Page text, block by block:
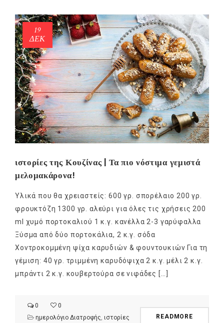
19
ΔΕΚ
ιστορίες της Κουζίνας | Τα πιο νόστιμα γεμιστά
μελομακάρονα!
Υλικά που θα χρειαστείς: 600 γρ. σπορέλαιο 200 γρ.
φρουκτόζη 1300 γρ. αλεύρι για όλες τις χρήσεις 200
ml χυμό πορτοκαλιού 1 κ.γ. κανέλλα 2-3 γαρύφαλλα
Ξύσμα από δύο πορτοκάλια, 2 κ.γ. σόδα
Χοντροκομμένη ψίχα καρυδιών & φουντουκιών Για τη
γέμιση: 40 γρ. τριμμένη καρυδόψιχα 2 κ.γ. μέλι 2 κ.γ.
μπράντι 2 κ.γ. κουβερτούρα σε νιφάδες […]
0
0
ημερολόγιο Διατροφής, ιστορίες
READMORE